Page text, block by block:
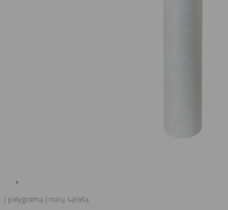
Į palyginimą Į norų sąrašą